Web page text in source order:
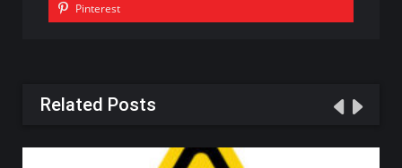
Pinterest
Related Posts